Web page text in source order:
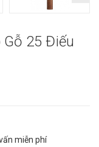
25 Điếu
miễn phí